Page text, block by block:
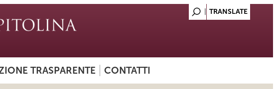
TRASPARENTE CONTATTI